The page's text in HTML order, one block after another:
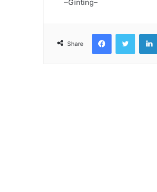
–Ginting–
Share
FacebookTwitter